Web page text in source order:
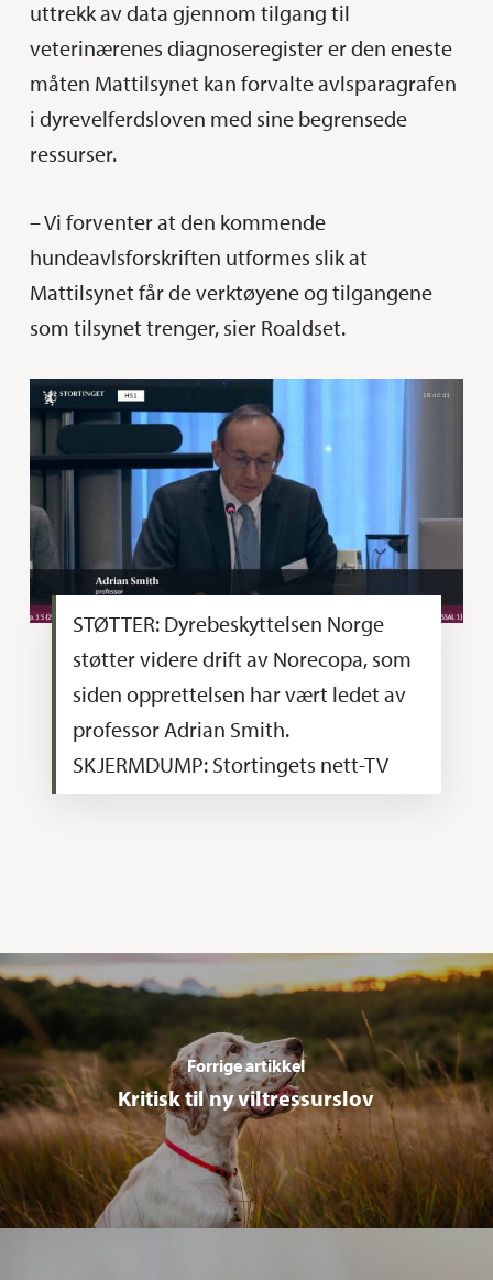
uttrekk av data gjennom tilgang til
veterinærenes diagnoseregister er den eneste
måten Mattilsynet kan forvalte avlsparagrafen
i dyrevelferdsloven med sine begrensede
ressurser.
– Vi forventer at den kommende
hundeavlsforskriften utformes slik at
Mattilsynet får de verktøyene og tilgangene
som tilsynet trenger, sier Roaldset.
STØTTER: Dyrebeskyttelsen Norge
støtter videre drift av Norecopa, som
siden opprettelsen har vært ledet av
professor Adrian Smith.
SKJERMDUMP: Stortingets nett-TV
Forrige artikkel
Kritisk til ny viltressurslov